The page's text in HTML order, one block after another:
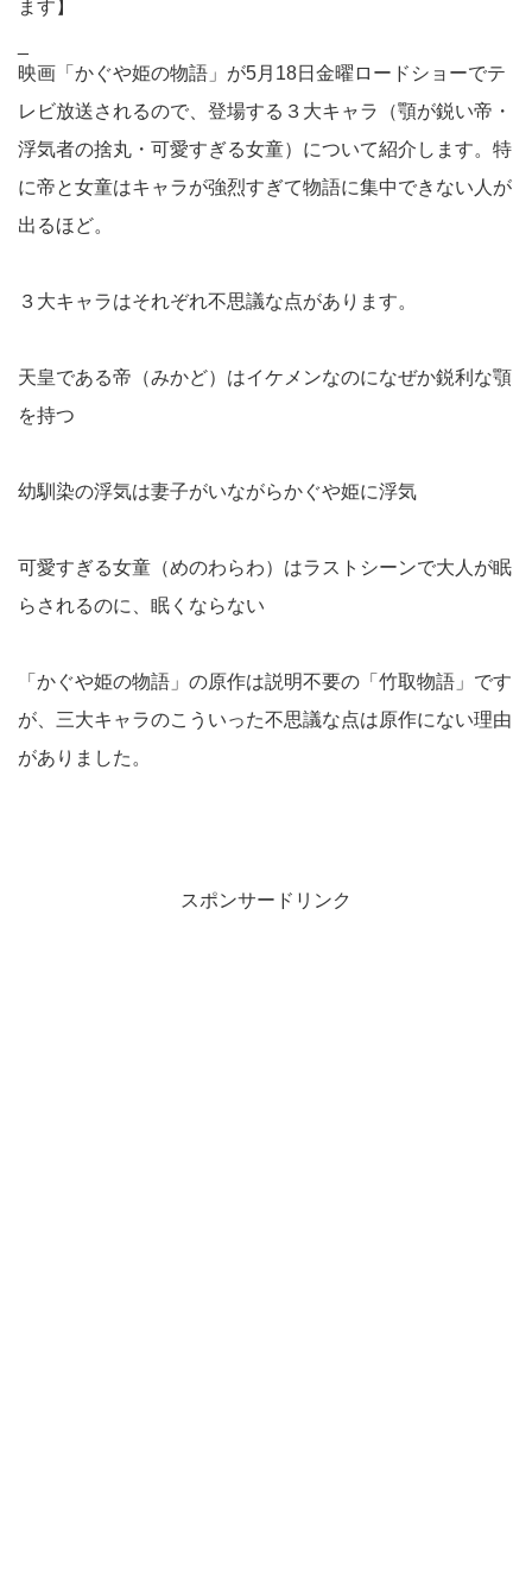
ます】
映画「かぐや姫の物語」が5月18日金曜ロードショーでテ
レビ放送されるので、登場する３大キャラ（顎が鋭い帝・
浮気者の捨丸・可愛すぎる女童）について紹介します。特
に帝と女童はキャラが強烈すぎて物語に集中できない人が
出るほど。
３大キャラはそれぞれ不思議な点があります。
天皇である帝（みかど）はイケメンなのになぜか鋭利な顎
を持つ
幼馴染の浮気は妻子がいながらかぐや姫に浮気
可愛すぎる女童（めのわらわ）はラストシーンで大人が眠
らされるのに、眠くならない
「かぐや姫の物語」の原作は説明不要の「竹取物語」です
が、三大キャラのこういった不思議な点は原作にない理由
がありました。
スポンサードリンク